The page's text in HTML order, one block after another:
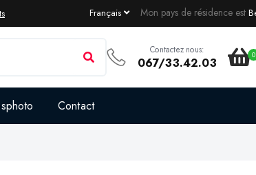
Mon pays de résidence est
Français
Contactez nous:
067/33.42.03
0
Contact